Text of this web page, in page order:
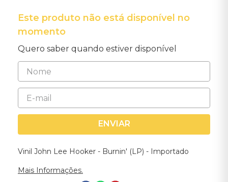
Este produto não está disponível no
momento
Quero saber quando estiver disponível
ENVIAR
Vinil John Lee Hooker - Burnin' (LP) - Importado
Mais Informações.